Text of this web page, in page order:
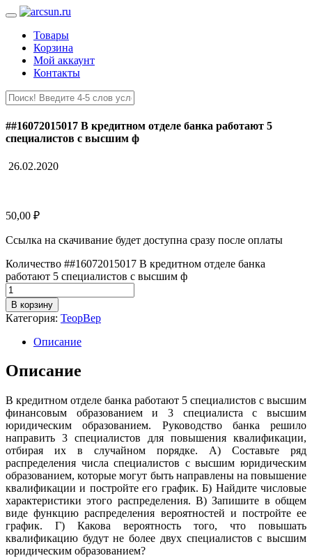
Товары
Корзина
Мой аккаунт
Контакты
##16072015017 В кредитном отделе банка работают 5
специалистов с высшим ф
26.02.2020
50,00 ₽
Ссылка на скачивание будет доступна сразу после оплаты
Количество ##16072015017 В кредитном отделе банка
работают 5 специалистов с высшим ф
В корзину
Категория: ТеорВер
Описание
Описание
В кредитном отделе банка работают 5 специалистов с высшим
финансовым образованием и 3 специалиста с высшим
юридическим образованием. Руководство банка решило
направить 3 специалистов для повышения квалификации,
отбирая их в случайном порядке. А) Составьте ряд
распределения числа специалистов с высшим юридическим
образованием, которые могут быть направлены на повышение
квалификации и постройте его график. Б) Найдите числовые
характеристики этого распределения. В) Запишите в общем
виде функцию распределения вероятностей и постройте ее
график. Г) Какова вероятность того, что повышать
квалификацию будут не более двух специалистов с высшим
юридическим образованием?